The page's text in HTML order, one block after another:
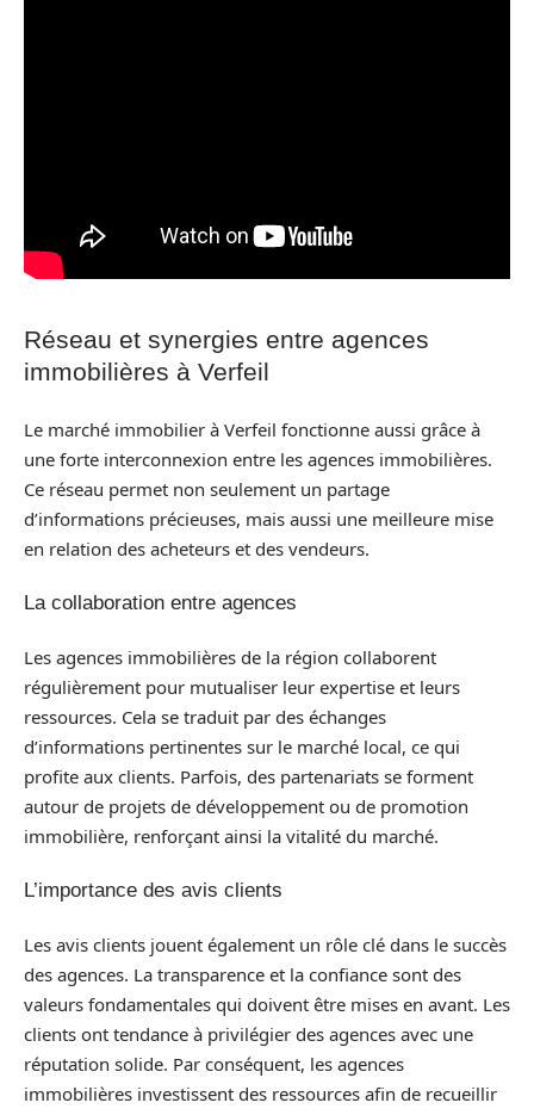
Réseau et synergies entre agences
immobilières à Verfeil
Le marché immobilier à Verfeil fonctionne aussi grâce à
une forte interconnexion entre les agences immobilières.
Ce réseau permet non seulement un partage
d’informations précieuses, mais aussi une meilleure mise
en relation des acheteurs et des vendeurs.
La collaboration entre agences
Les agences immobilières de la région collaborent
régulièrement pour mutualiser leur expertise et leurs
ressources. Cela se traduit par des échanges
d’informations pertinentes sur le marché local, ce qui
profite aux clients. Parfois, des partenariats se forment
autour de projets de développement ou de promotion
immobilière, renforçant ainsi la vitalité du marché.
L’importance des avis clients
Les avis clients jouent également un rôle clé dans le succès
des agences. La transparence et la confiance sont des
valeurs fondamentales qui doivent être mises en avant. Les
clients ont tendance à privilégier des agences avec une
réputation solide. Par conséquent, les agences
immobilières investissent des ressources afin de recueillir